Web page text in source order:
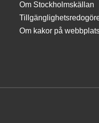
Om Stockholmskällan
Om kakor på